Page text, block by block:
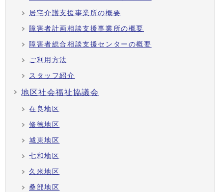
居宅介護支援事業所の概要
障害者計画相談支援事業所の概要
障害者総合相談支援センターの概要
ご利用方法
スタッフ紹介
地区社会福祉協議会
在良地区
修徳地区
城東地区
七和地区
久米地区
桑部地区